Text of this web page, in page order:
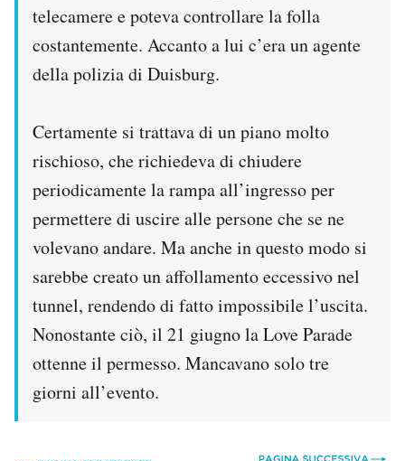
telecamere e poteva controllare la folla
costantemente. Accanto a lui c’era un agente
della polizia di Duisburg.
Certamente si trattava di un piano molto
rischioso, che richiedeva di chiudere
periodicamente la rampa all’ingresso per
permettere di uscire alle persone che se ne
volevano andare. Ma anche in questo modo si
sarebbe creato un affollamento eccessivo nel
tunnel, rendendo di fatto impossibile l’uscita.
Nonostante ciò, il 21 giugno la Love Parade
ottenne il permesso. Mancavano solo tre
giorni all’evento.